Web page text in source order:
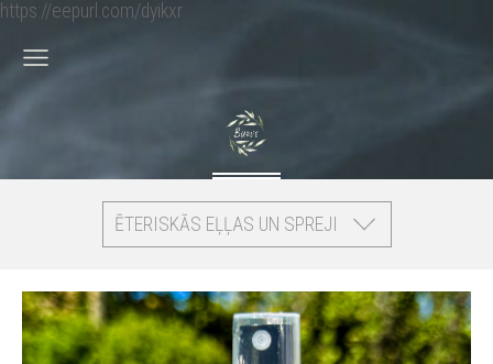
https://eepurl.com/dyikxr
ĒTERISKĀS EĻĻAS UN SPREJI